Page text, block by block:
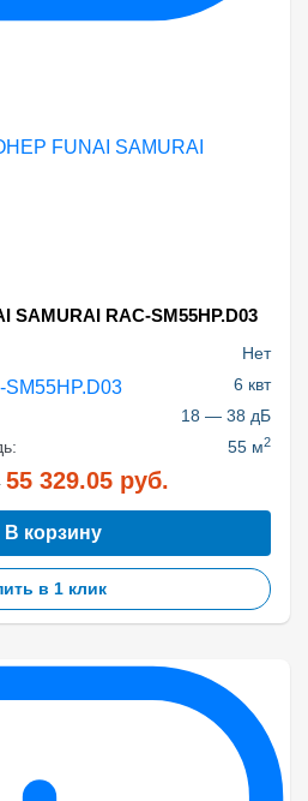
RAC-SM55HP.D03
Нет
6 квт
18 — 38 дБ
55 м2
55 329.05руб.
В корзину
в 1 клик